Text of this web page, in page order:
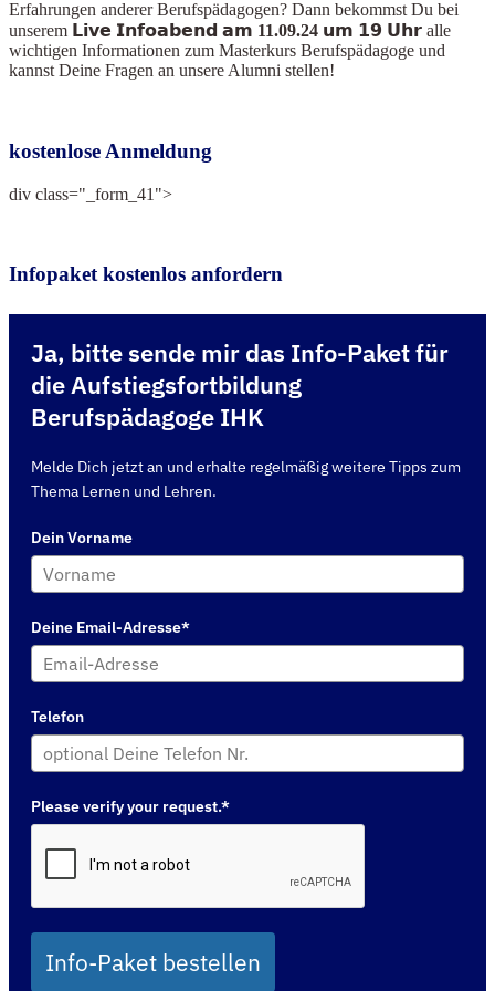
Erfahrungen anderer Berufspädagogen? Dann bekommst Du bei
unserem 𝗟𝗶𝘃𝗲 𝗜𝗻𝗳𝗼𝗮𝗯𝗲𝗻𝗱 𝗮𝗺 11.09.24 𝘂𝗺 𝟭𝟵 𝗨𝗵𝗿 alle
wichtigen Informationen zum Masterkurs Berufspädagoge und
kannst Deine Fragen an unsere Alumni stellen!
kostenlose Anmeldung
div class="_form_41">
Infopaket kostenlos anfordern
Ja, bitte sende mir das Info-Paket für
die Aufstiegsfortbildung
Berufspädagoge IHK
Melde Dich jetzt an und erhalte regelmäßig weitere Tipps zum
Thema Lernen und Lehren.
Dein Vorname
Deine Email-Adresse*
Telefon
Please verify your request.*
Info-Paket bestellen